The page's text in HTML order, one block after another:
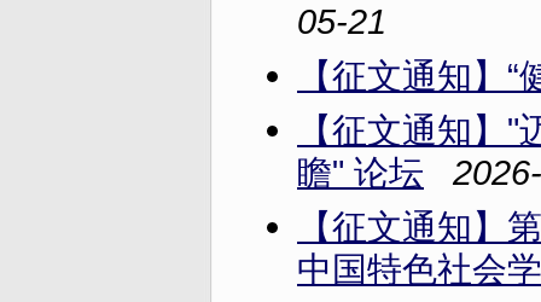
05-21
【征文通知】
【征文通知】
瞻" 论坛
【征文通知】
中国特色社会